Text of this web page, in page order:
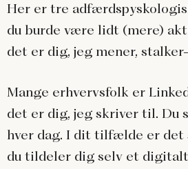
Her er tre
du burde være lidt (mere)
det er dig, jeg mener,
Mange erhvervsfolk er
det er dig, jeg skriver til. Du
hver dag. I dit tilfælde er det
du tildeler dig selv et